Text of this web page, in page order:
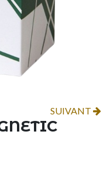
SUIVANT